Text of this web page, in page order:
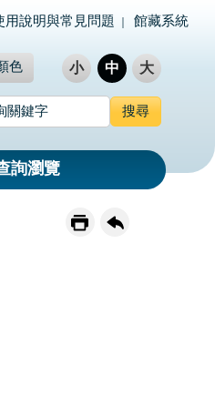
用說明與常見問題 館藏系統
色 小 中 大
詢瀏覽